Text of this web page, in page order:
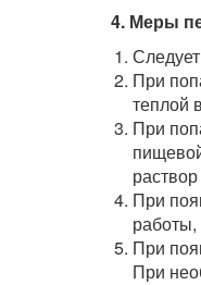
4. Меры
При
теплой
При
При
работы,
При
При